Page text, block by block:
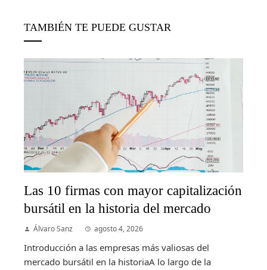
TAMBIÉN TE PUEDE GUSTAR
Las 10 firmas con mayor capitalización
bursátil en la historia del mercado
Álvaro Sanz agosto 4, 2026
Introducción a las empresas más valiosas del
mercado bursátil en la historiaA lo largo de la